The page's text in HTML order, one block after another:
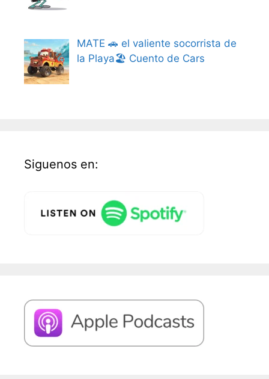
MATE 🚗 el valiente socorrista de
la Playa🏖️ Cuento de Cars
Siguenos en: